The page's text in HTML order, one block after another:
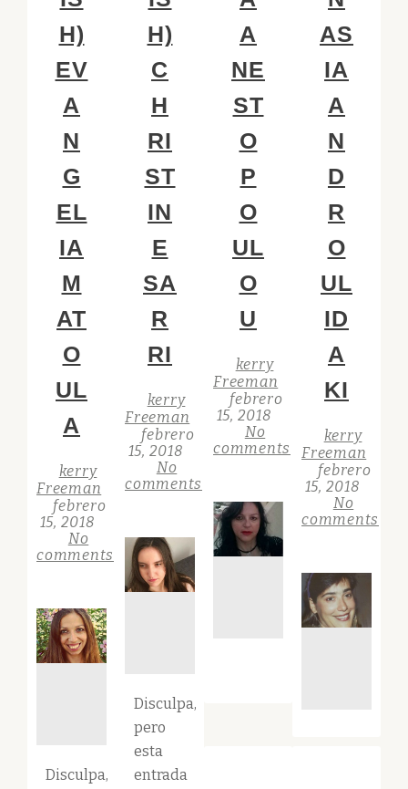
H)
EV
A
N
G
EL
IA
M
AT
O
UL
A
kerry
Freeman
febrero
15, 2018
No
comments
Disculpa,
H)
C
H
RI
ST
IN
E
SA
R
RI
kerry
Freeman
febrero
15, 2018
No
comments
Disculpa,
pero
esta
entrada
A
NE
ST
O
P
O
UL
O
U
kerry
Freeman
febrero
15, 2018
No
comments
AS
IA
A
N
D
R
O
UL
ID
A
KI
kerry
Freeman
febrero
15, 2018
No
comments